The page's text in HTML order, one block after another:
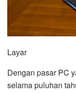
Layar
Dengan pasar PC
selama puluhan